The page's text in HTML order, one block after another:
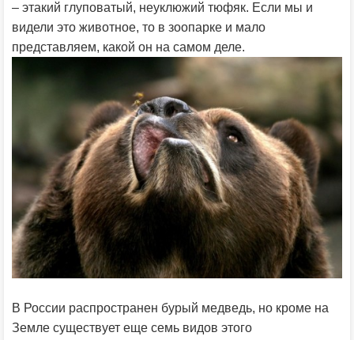
– этакий глуповатый, неуклюжий тюфяк. Если мы и
видели это животное, то в зоопарке и мало
представляем, какой он на самом деле.
В России распространен бурый медведь, но кроме на
Земле существует еще семь видов этого